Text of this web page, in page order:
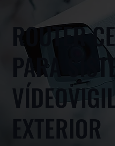
ROUTER
PARA
EXTERIOR